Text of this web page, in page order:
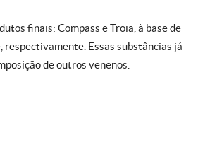
finais: Compass e Troia, à base de
respectivamente. Essas substâncias já
de outros venenos.